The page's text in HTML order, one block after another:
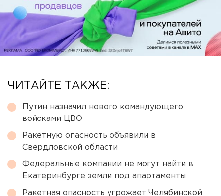
ЧИТАЙТЕ ТАКЖЕ:
Путин назначил нового командующего
войсками ЦВО
Ракетную опасность объявили в
Свердловской области
Федеральные компании не могут найти в
Екатеринбурге земли под апартаменты
Ракетная опасность угрожает Челябинской